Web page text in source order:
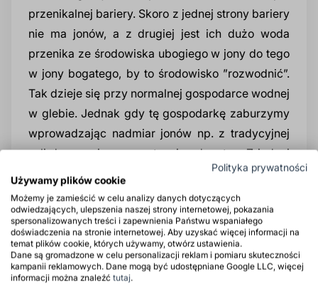
przenikalnej bariery. Skoro z jednej strony bariery
nie ma jonów, a z drugiej jest ich dużo woda
przenika ze środowiska ubogiego w jony do tego
w jony bogatego, by to środowisko ”rozwodnić”.
Tak dzieje się przy normalnej gospodarce wodnej
w glebie. Jednak gdy tę gospodarkę zaburzymy
wprowadzając nadmiar jonów np. z tradycyjnej
soli drogowej mamy sytuację odwrotną. Z jednej
strony błon komórkowych mamy stężoną solankę
w glebie z drugiej płyny fizjologiczne rośliny.
Jeśli stężenia jonów są na podobnym poziomie
roślina ma utrudniony dostęp do wody. Jeśli
jednak solanka w glebie ma wyraźnie większe
stężenie jonów niż płyny wewnątrz tkanek rośliny.
Polityka prywatności
Używamy plików cookie
Możemy je zamieścić w celu analizy danych dotyczących
odwiedzających, ulepszenia naszej strony internetowej, pokazania
spersonalizowanych treści i zapewnienia Państwu wspaniałego
doświadczenia na stronie internetowej. Aby uzyskać więcej informacji na
temat plików cookie, których używamy, otwórz ustawienia.
Dane są gromadzone w celu personalizacji reklam i pomiaru skuteczności
kampanii reklamowych. Dane mogą być udostępniane Google LLC, więcej
informacji można znaleźć tutaj.